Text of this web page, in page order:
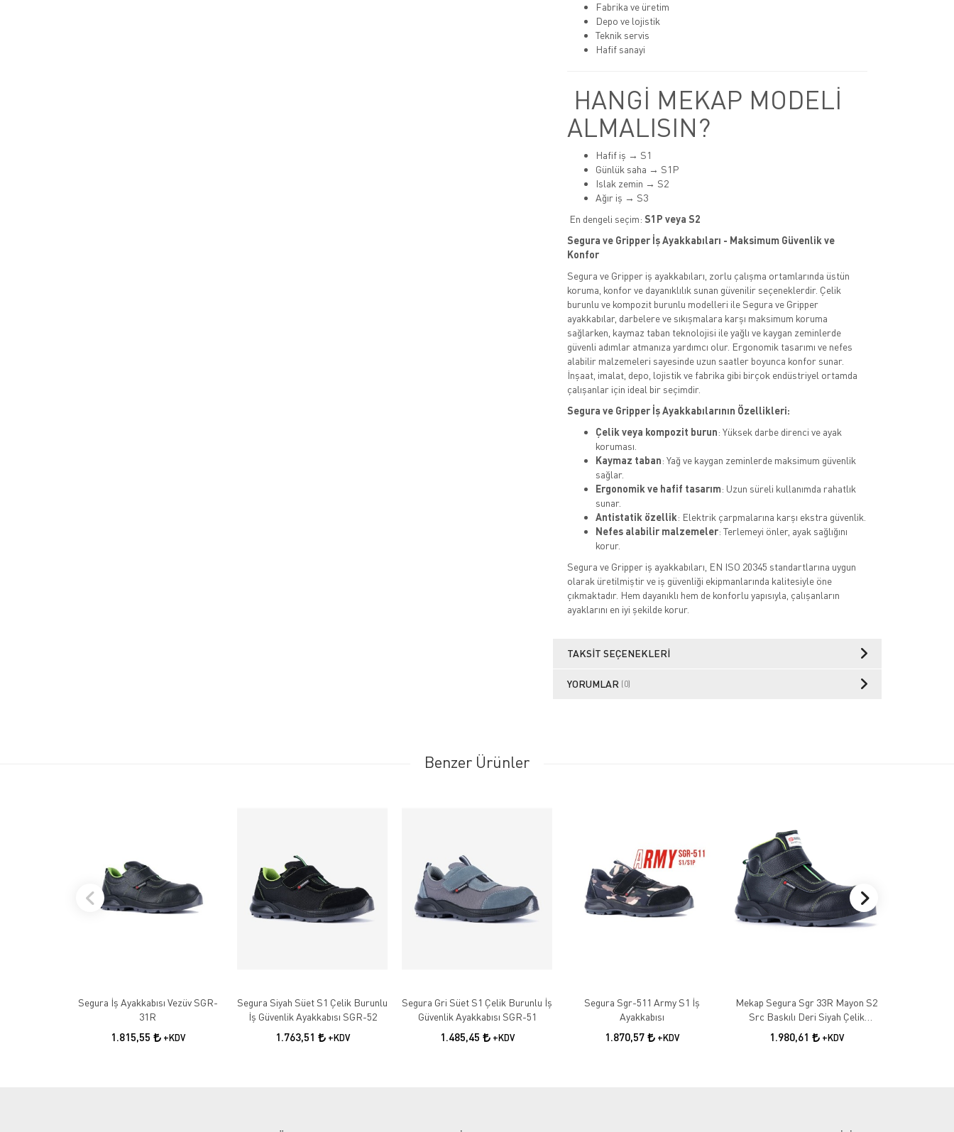
Fabrika ve üretim
Depo ve lojistik
Teknik servis
Hafif sanayi
HANGİ MEKAP MODELİ
ALMALISIN?
Hafif iş → S1
Günlük saha → S1P
Islak zemin → S2
Ağır iş → S3
En dengeli seçim: S1P veya S2
Segura ve Gripper İş Ayakkabıları - Maksimum Güvenlik ve
Konfor
Segura ve Gripper iş ayakkabıları, zorlu çalışma ortamlarında üstün
koruma, konfor ve dayanıklılık sunan güvenilir seçeneklerdir. Çelik
burunlu ve kompozit burunlu modelleri ile Segura ve Gripper
ayakkabılar, darbelere ve sıkışmalara karşı maksimum koruma
sağlarken, kaymaz taban teknolojisi ile yağlı ve kaygan zeminlerde
güvenli adımlar atmanıza yardımcı olur. Ergonomik tasarımı ve nefes
alabilir malzemeleri sayesinde uzun saatler boyunca konfor sunar.
İnşaat, imalat, depo, lojistik ve fabrika gibi birçok endüstriyel ortamda
çalışanlar için ideal bir seçimdir.
Segura ve Gripper İş Ayakkabılarının Özellikleri:
Çelik veya kompozit burun: Yüksek darbe direnci ve ayak
koruması.
Kaymaz taban: Yağ ve kaygan zeminlerde maksimum güvenlik
sağlar.
Ergonomik ve hafif tasarım: Uzun süreli kullanımda rahatlık
sunar.
Antistatik özellik: Elektrik çarpmalarına karşı ekstra güvenlik.
Nefes alabilir malzemeler: Terlemeyi önler, ayak sağlığını
korur.
Segura ve Gripper iş ayakkabıları, EN ISO 20345 standartlarına uygun
olarak üretilmiştir ve iş güvenliği ekipmanlarında kalitesiyle öne
çıkmaktadır. Hem dayanıklı hem de konforlu yapısıyla, çalışanların
ayaklarını en iyi şekilde korur.
TAKSIT SEÇENEKLERI
YORUMLAR (0)
Benzer Ürünler
Segura İş Ayakkabısı Vezüv SGR-
31R
1.815,55 +KDV
Segura Siyah Süet S1 Çelik Burunlu
İş Güvenlik Ayakkabısı SGR-52
1.763,51 +KDV
Segura Gri Süet S1 Çelik Burunlu İş
Güvenlik Ayakkabısı SGR-51
1.485,45 +KDV
Segura Sgr-511 Army S1 İş
Ayakkabısı
1.870,57 +KDV
Mekap Segura Sgr 33R Mayon S2
Src Baskılı Deri Siyah Çelik
Burunlu Iş Güvenlik Botu
1.980,61 +KDV